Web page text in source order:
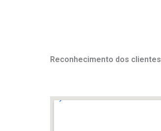
Reconhecimento dos clientes